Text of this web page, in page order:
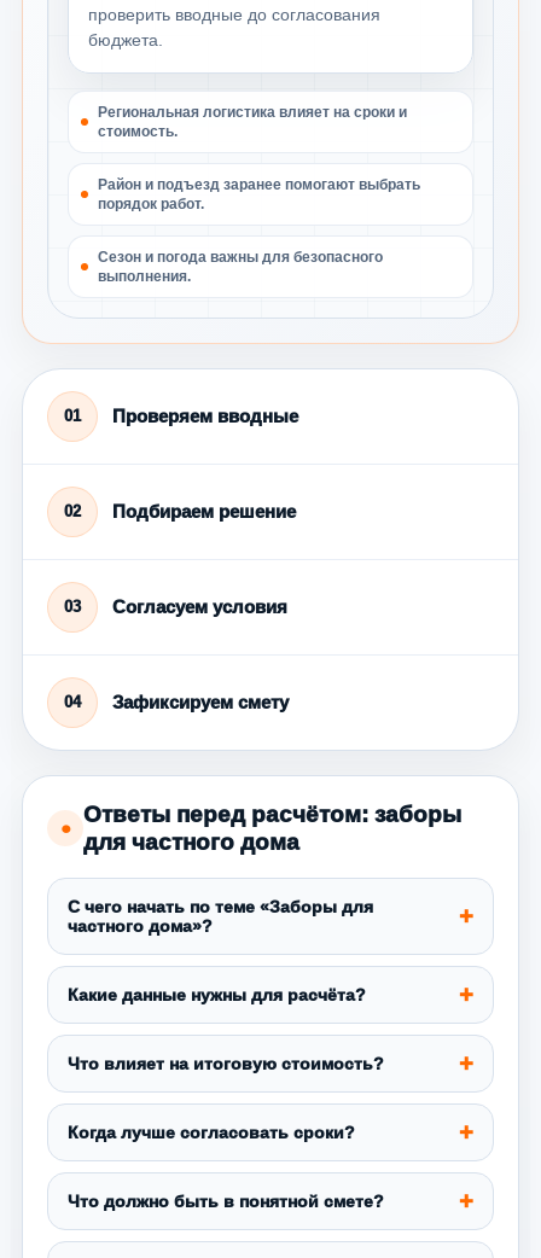
проверить вводные до согласования
бюджета.
Региональная логистика влияет на сроки и
стоимость.
Район и подъезд заранее помогают выбрать
порядок работ.
Сезон и погода важны для безопасного
выполнения.
01 Проверяем вводные
02 Подбираем решение
03 Согласуем условия
04 Зафиксируем смету
●
Ответы перед расчётом: заборы
для частного дома
С чего начать по теме «Заборы для
частного дома»?
Какие данные нужны для расчёта?
Что влияет на итоговую стоимость?
Когда лучше согласовать сроки?
Что должно быть в понятной смете?